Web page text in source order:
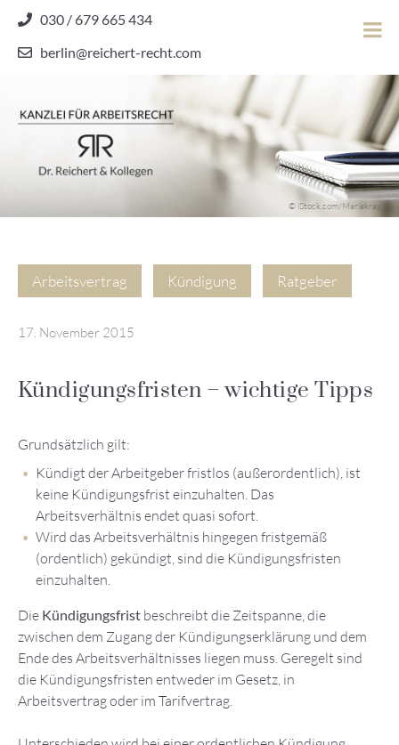
content
030 / 679 665 434
berlin@reichert-recht.com
Dr.
Reichert
Arbeitsrecht
© iStock.com/Mariakray
Arbeitsvertrag Kündigung Ratgeber
17. November 2015
Kündigungsfristen – wichtige Tipps
Grundsätzlich gilt:
Kündigt der Arbeitgeber fristlos (außerordentlich), ist
keine Kündigungsfrist einzuhalten. Das
Arbeitsverhältnis endet quasi sofort.
Wird das Arbeitsverhältnis hingegen fristgemäß
(ordentlich) gekündigt, sind die Kündigungsfristen
einzuhalten.
Die Kündigungsfrist beschreibt die Zeitspanne, die
zwischen dem Zugang der Kündigungserklärung und dem
Ende des Arbeitsverhältnisses liegen muss. Geregelt sind
die Kündigungsfristen entweder im Gesetz, in
Arbeitsvertrag oder im Tarifvertrag.